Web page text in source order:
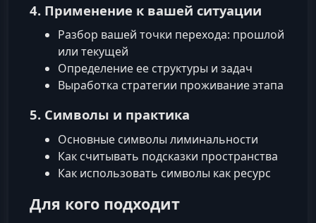
4. Применение к вашей ситуации
Разбор вашей точки перехода: прошлой
или текущей
Определение ее структуры и задач
Выработка стратегии проживание этапа
5. Символы и практика
Основные символы лиминальности
Как считывать подсказки пространства
Как использовать символы как ресурс
Для кого подходит